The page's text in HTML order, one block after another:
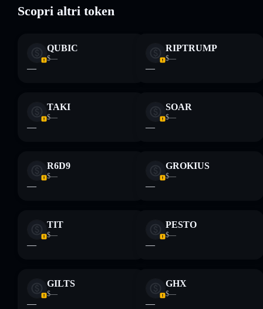
Disclaimer: Queste informazioni hanno esclusivamente scopi
formativi e non costituiscono una consulenza finanziaria.
Informati sempre autonomamente. Dati forniti da
Scopri altri token
QUBIC
$—
—
RIPTRUMP
$—
—
TAKI
$—
—
SOAR
$—
—
R6D9
$—
—
GROKIUS
$—
—
TIT
$—
—
PESTO
$—
—
GILTS
$—
—
GHX
$—
—